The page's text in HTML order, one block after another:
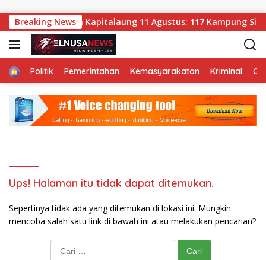
Breaking News
Penetapan Calon Kapitalaung 11 Agustus: 117 Kampung
HomePolitik Pemerintahan Kemasyarakatan Kriminal
Ups! Halaman itu tidak dapat ditemukan.
Sepertinya tidak ada yang ditemukan di lokasi ini. Mungkin
mencoba salah satu link di bawah ini atau melakukan pencarian?